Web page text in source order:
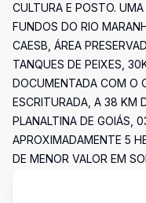
CULTURA E POSTO.
FUNDOS DO RIO
CAESB, ÁREA
TANQUES DE PEIXES,
DOCUMENTADA COM O
ESCRITURADA, A 38 KM
PLANALTINA DE GOIÁS,
APROXIMADAMENTE 5
DE MENOR VALOR EM